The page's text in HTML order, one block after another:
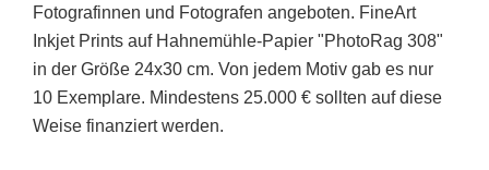
Fotografinnen und Fotografen angeboten. FineArt
Inkjet Prints auf Hahnemühle-Papier "PhotoRag 308"
in der Größe 24x30 cm. Von jedem Motiv gab es nur
10 Exemplare. Mindestens 25.000 € sollten auf diese
Weise finanziert werden.